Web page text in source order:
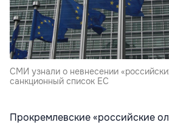
СМИ узнали о невнесении
санкционный список ЕС
Прокремлевские «российские